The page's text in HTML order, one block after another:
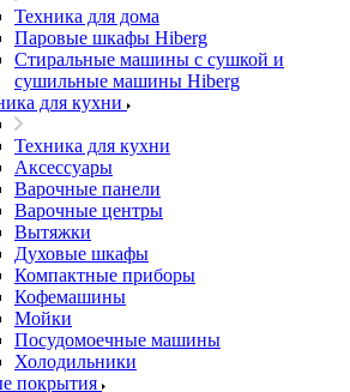
Техника для дома
Паровые шкафы Hiberg
Стиральные машины с сушкой и
сушильные машины Hiberg
для кухни
Техника для кухни
Аксессуары
Варочные панели
Варочные центры
Вытяжки
Духовые шкафы
Компактные приборы
Кофемашины
Мойки
Посудомоечные машины
Холодильники
покрытия